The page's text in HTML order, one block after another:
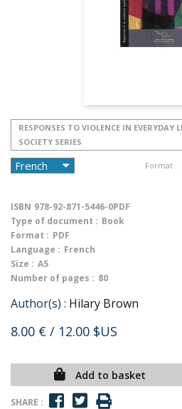
RESPONSES TO VIOLENCE IN EVERYDAY
SOCIETY SERIES
Format :
ISBN 978-92-871-5446-0PDF
Type of document : Book
Format : PDF
Language : French
Size : A5
Number of pages : 80
Author(s) : Hilary Brown
8.00 € / 12.00 $US
Add to basket
SHARE :